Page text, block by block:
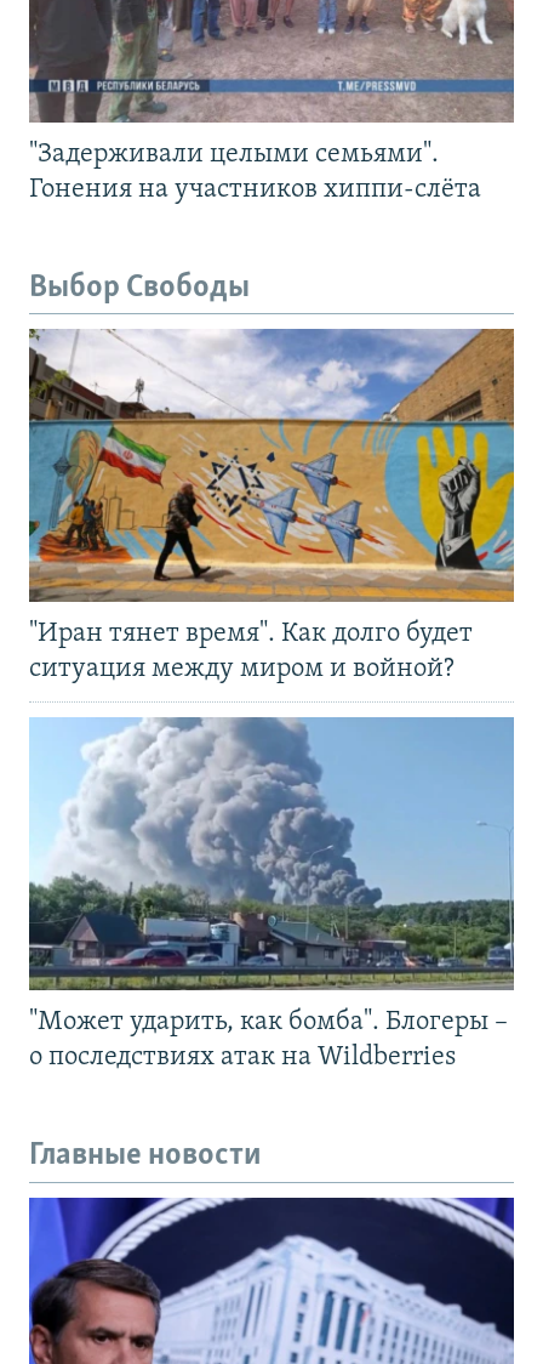
"Задерживали целыми семьями".
Гонения на участников хиппи-слёта
Выбор Свободы
"Иран тянет время". Как долго будет
ситуация между миром и войной?
"Может ударить, как бомба". Блогеры –
о последствиях атак на Wildberries
Главные новости